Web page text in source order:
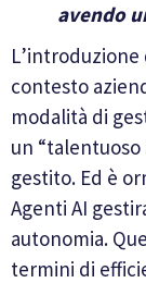
avendo
contesto
modalità di
un
gestito. Ed è
Agenti AI
autonomia.
termini di